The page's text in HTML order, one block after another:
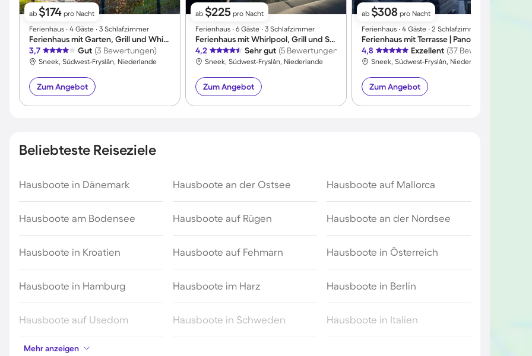
ab $174 pro Nacht
Ferienhaus ∙ 4 Gäste ∙ 3 Schlafzimmer
Ferienhaus mit Garten, Grill und Whirlpool | Panoramablick
3,7
Gut (3 Bewertungen)
Sneek, Súdwest-Fryslân, Niederlande
Zum Angebot
ab $225 pro Nacht
Ferienhaus ∙ 6 Gäste ∙ 3 Schlafzimmer
Ferienhaus mit Whirlpool, Grill und Sauna | Meerblick
4,2
Sehr gut (5 Bewertungen)
Sneek, Súdwest-Fryslân, Niederlande
Zum Angebot
ab $308 pro Nacht
Ferienhaus ∙ 4 Gäste ∙ 2 Schlafzimmer
4,8
Exzellent (37 Bewertungen)
Sneek, Súdwest-Fryslân, Niederlande
Zum Angebot
Beliebteste Reiseziele
Hausboote in Dänemark Hausboote an der Ostsee Hausboote auf Mallorca
Hausboote am Bodensee Hausboote auf Rügen Hausboote an der Nordsee
Hausboote in Kroatien Hausboote auf Fehmarn Hausboote in Österreich
Hausboote in Hamburg Hausboote im Harz Hausboote in Berlin
Hausboote auf Usedom Hausboote in Schweden Hausboote in Italien
Hausboote in Holland
Mehr anzeigen